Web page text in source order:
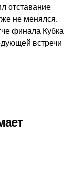
отставание
не менялся.
финала Кубка
встречи